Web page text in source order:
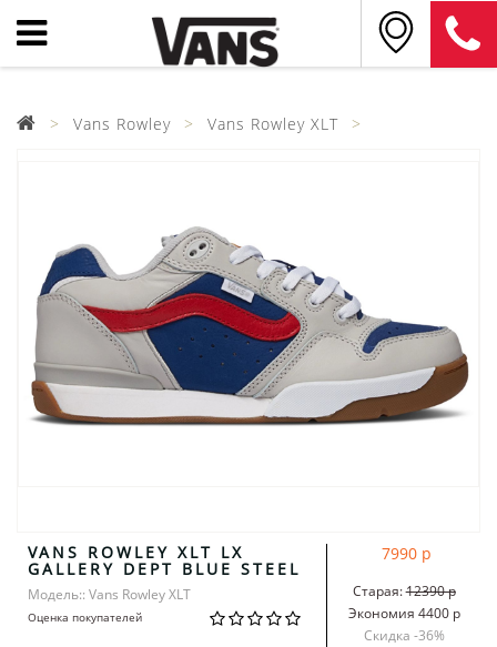
Vans Rowley Vans Rowley XLT
VANS ROWLEY XLT LX
GALLERY DEPT BLUE STEEL
Модель:: Vans Rowley XLT
Оценка покупателей
7990 р
Старая:12390 р
Экономия 4400 р
Скидка -36%